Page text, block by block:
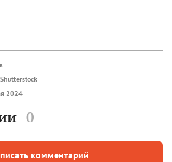
Shutterstock
2024
0
комментарий